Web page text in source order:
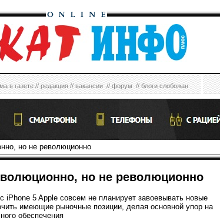
в газете//редакция//вакансии//форум//блоги слобожан
но не революционно
но не революционно
iPhone 5 Apple совсем не планирует завоевывать новые
имеющие рыночные позиции, делая основной упор на
обеспечения